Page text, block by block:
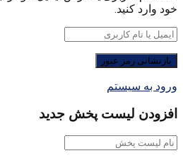
خود وارد کنید.
ورود به سیستم
افزودن لیست پخش جدید